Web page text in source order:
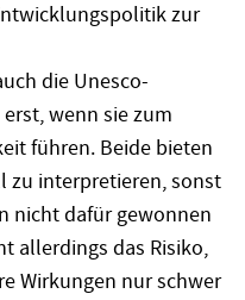
zur
die Unesco-
wenn sie zum
führen. Beide bieten
zu interpretieren, sonst
nicht dafür gewonnen
allerdings das Risiko,
Wirkungen nur schwer